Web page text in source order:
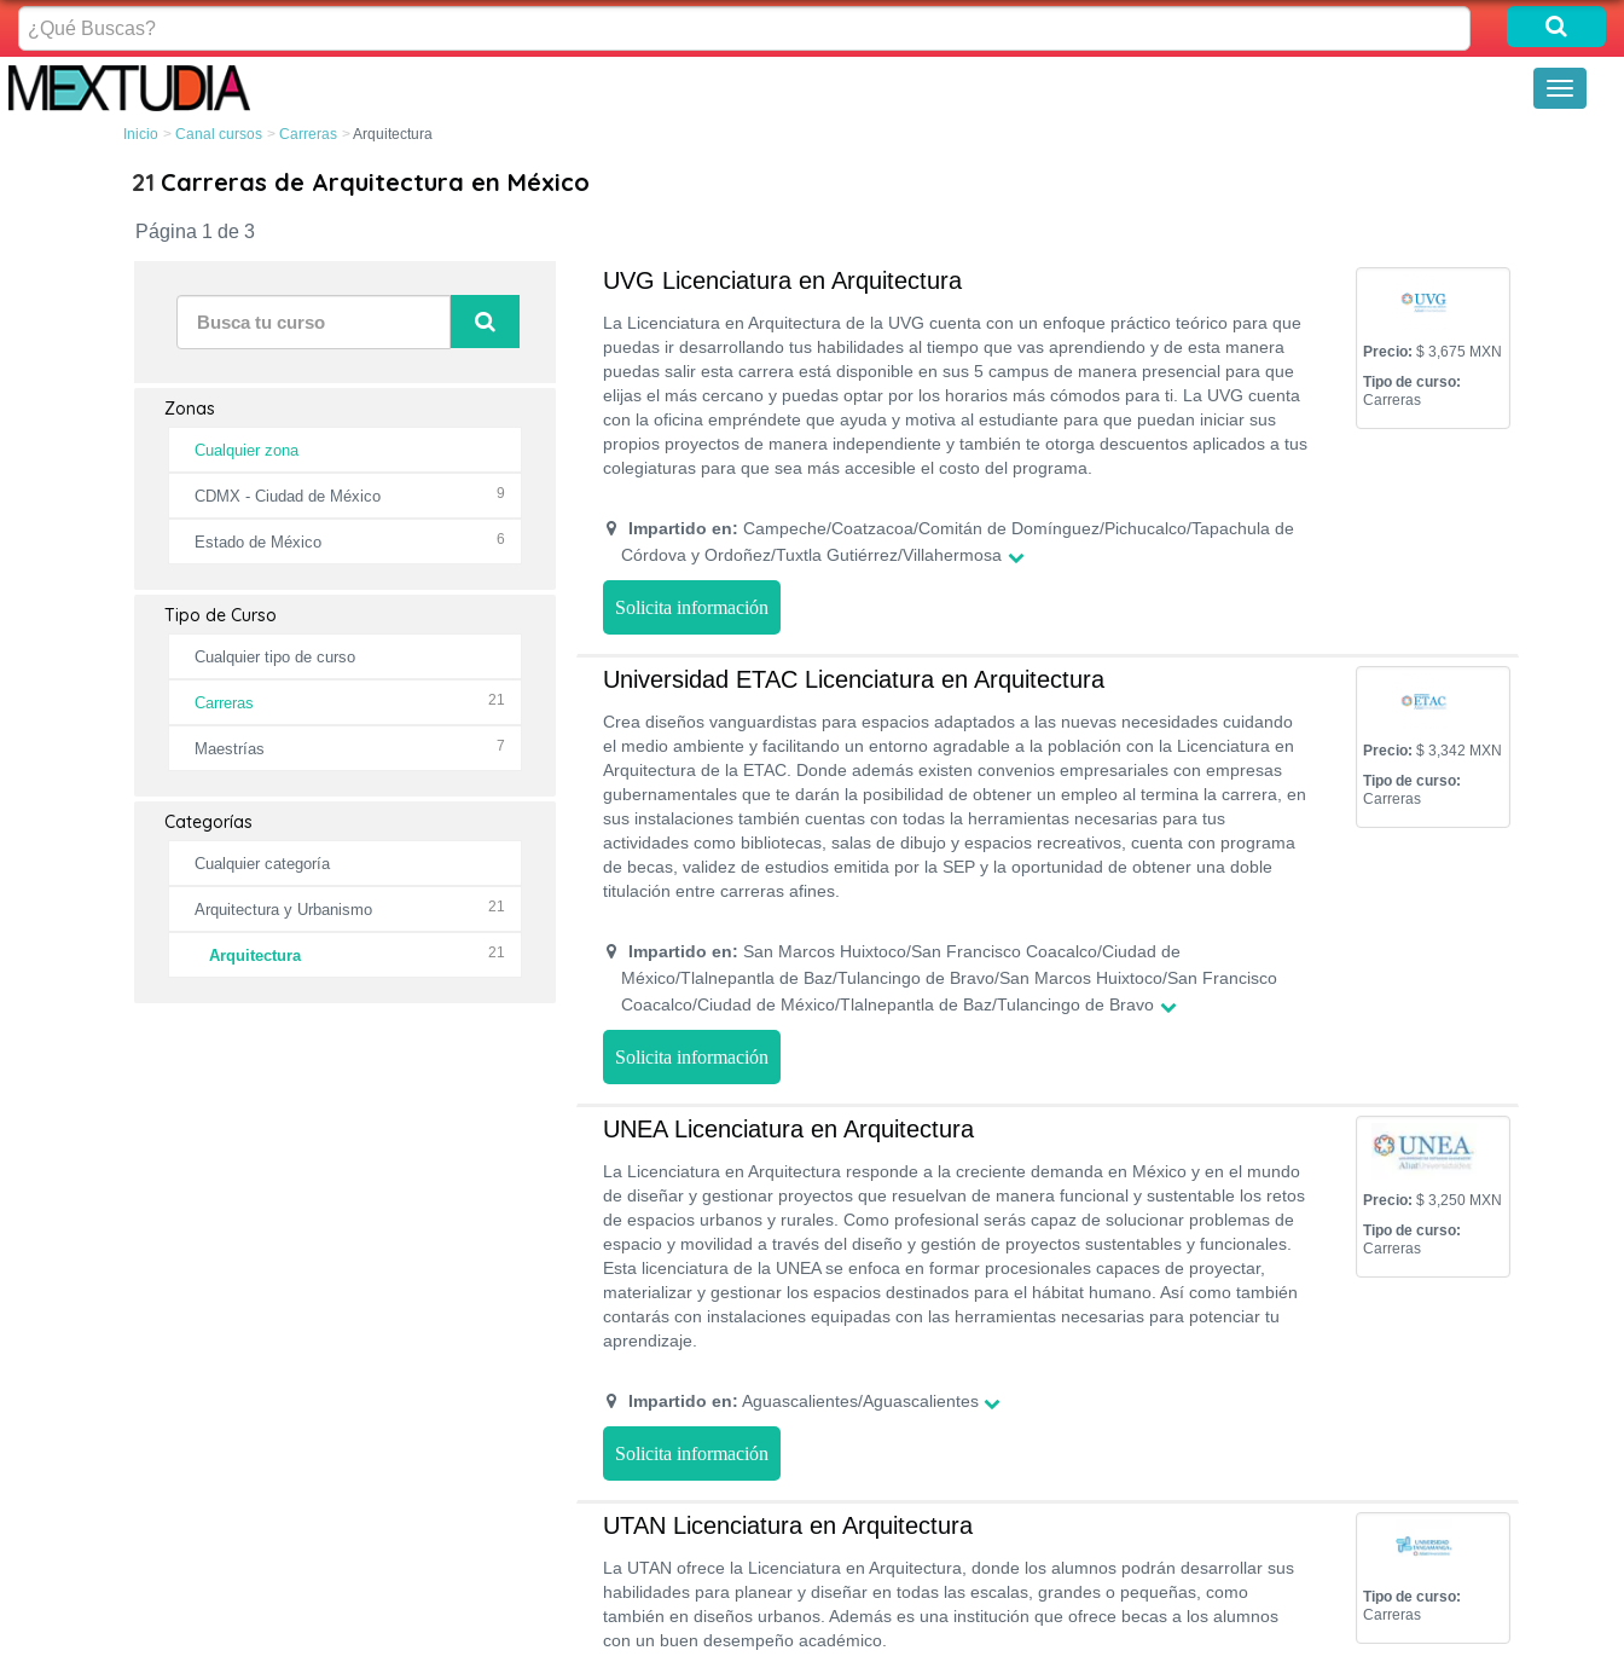
¿Qué
Buscas?
Toggle
Inicio Canal cursos Carreras Arquitectura
21 Carreras de Arquitectura en México
Página 1 de 3
Zonas
Cualquier zona
CDMX - Ciudad de México 9
Estado de México 6
Tipo de Curso
Cualquier tipo de curso
Carreras 21
Maestrías 7
Categorías
Cualquier categoría
Arquitectura y Urbanismo 21
Arquitectura 21
UVG Licenciatura en Arquitectura
La Licenciatura en Arquitectura de la UVG cuenta con un enfoque práctico teórico para que
puedas ir desarrollando tus habilidades al tiempo que vas aprendiendo y de esta manera
puedas salir esta carrera está disponible en sus 5 campus de manera presencial para que
elijas el más cercano y puedas optar por los horarios más cómodos para ti. La UVG cuenta
con la oficina empréndete que ayuda y motiva al estudiante para que puedan iniciar sus
propios proyectos de manera independiente y también te otorga descuentos aplicados a tus
colegiaturas para que sea más accesible el costo del programa.
Impartido en: Campeche/Coatzacoa/Comitán de Domínguez/Pichucalco/Tapachula de
Córdova y Ordoñez/Tuxtla Gutiérrez/Villahermosa
Precio: $ 3,675 MXN
Tipo de curso:
Carreras
Solicita información
Universidad ETAC Licenciatura en Arquitectura
Crea diseños vanguardistas para espacios adaptados a las nuevas necesidades cuidando
el medio ambiente y facilitando un entorno agradable a la población con la Licenciatura en
Arquitectura de la ETAC. Donde además existen convenios empresariales con empresas
gubernamentales que te darán la posibilidad de obtener un empleo al termina la carrera, en
sus instalaciones también cuentas con todas la herramientas necesarias para tus
actividades como bibliotecas, salas de dibujo y espacios recreativos, cuenta con programa
de becas, validez de estudios emitida por la SEP y la oportunidad de obtener una doble
titulación entre carreras afines.
Impartido en: San Marcos Huixtoco/San Francisco Coacalco/Ciudad de
México/Tlalnepantla de Baz/Tulancingo de Bravo/San Marcos Huixtoco/San Francisco
Coacalco/Ciudad de México/Tlalnepantla de Baz/Tulancingo de Bravo
Precio: $ 3,342 MXN
Tipo de curso:
Carreras
Solicita información
UNEA Licenciatura en Arquitectura
La Licenciatura en Arquitectura responde a la creciente demanda en México y en el mundo
de diseñar y gestionar proyectos que resuelvan de manera funcional y sustentable los retos
de espacios urbanos y rurales. Como profesional serás capaz de solucionar problemas de
espacio y movilidad a través del diseño y gestión de proyectos sustentables y funcionales.
Esta licenciatura de la UNEA se enfoca en formar procesionales capaces de proyectar,
materializar y gestionar los espacios destinados para el hábitat humano. Así como también
contarás con instalaciones equipadas con las herramientas necesarias para potenciar tu
aprendizaje.
Impartido en: Aguascalientes/Aguascalientes
Precio: $ 3,250 MXN
Tipo de curso:
Carreras
Solicita información
UTAN Licenciatura en Arquitectura
La UTAN ofrece la Licenciatura en Arquitectura, donde los alumnos podrán desarrollar sus
habilidades para planear y diseñar en todas las escalas, grandes o pequeñas, como
también en diseños urbanos. Además es una institución que ofrece becas a los alumnos
con un buen desempeño académico.
Tipo de curso:
Carreras